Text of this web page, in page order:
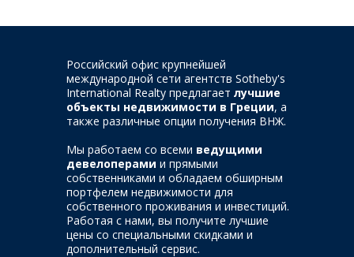
Российский офис крупнейшей
международной сети агентств Sotheby's
International Realty предлагает лучшие
объекты недвижимости в Греции, а
также различные опции получения ВНЖ.
Мы работаем со всеми ведущими
девелоперами и прямыми
собственниками и обладаем обширным
портфелем недвижимости для
собственного проживания и инвестиций.
Работая с нами, вы получите лучшие
цены со специальными скидками и
дополнительный сервис.